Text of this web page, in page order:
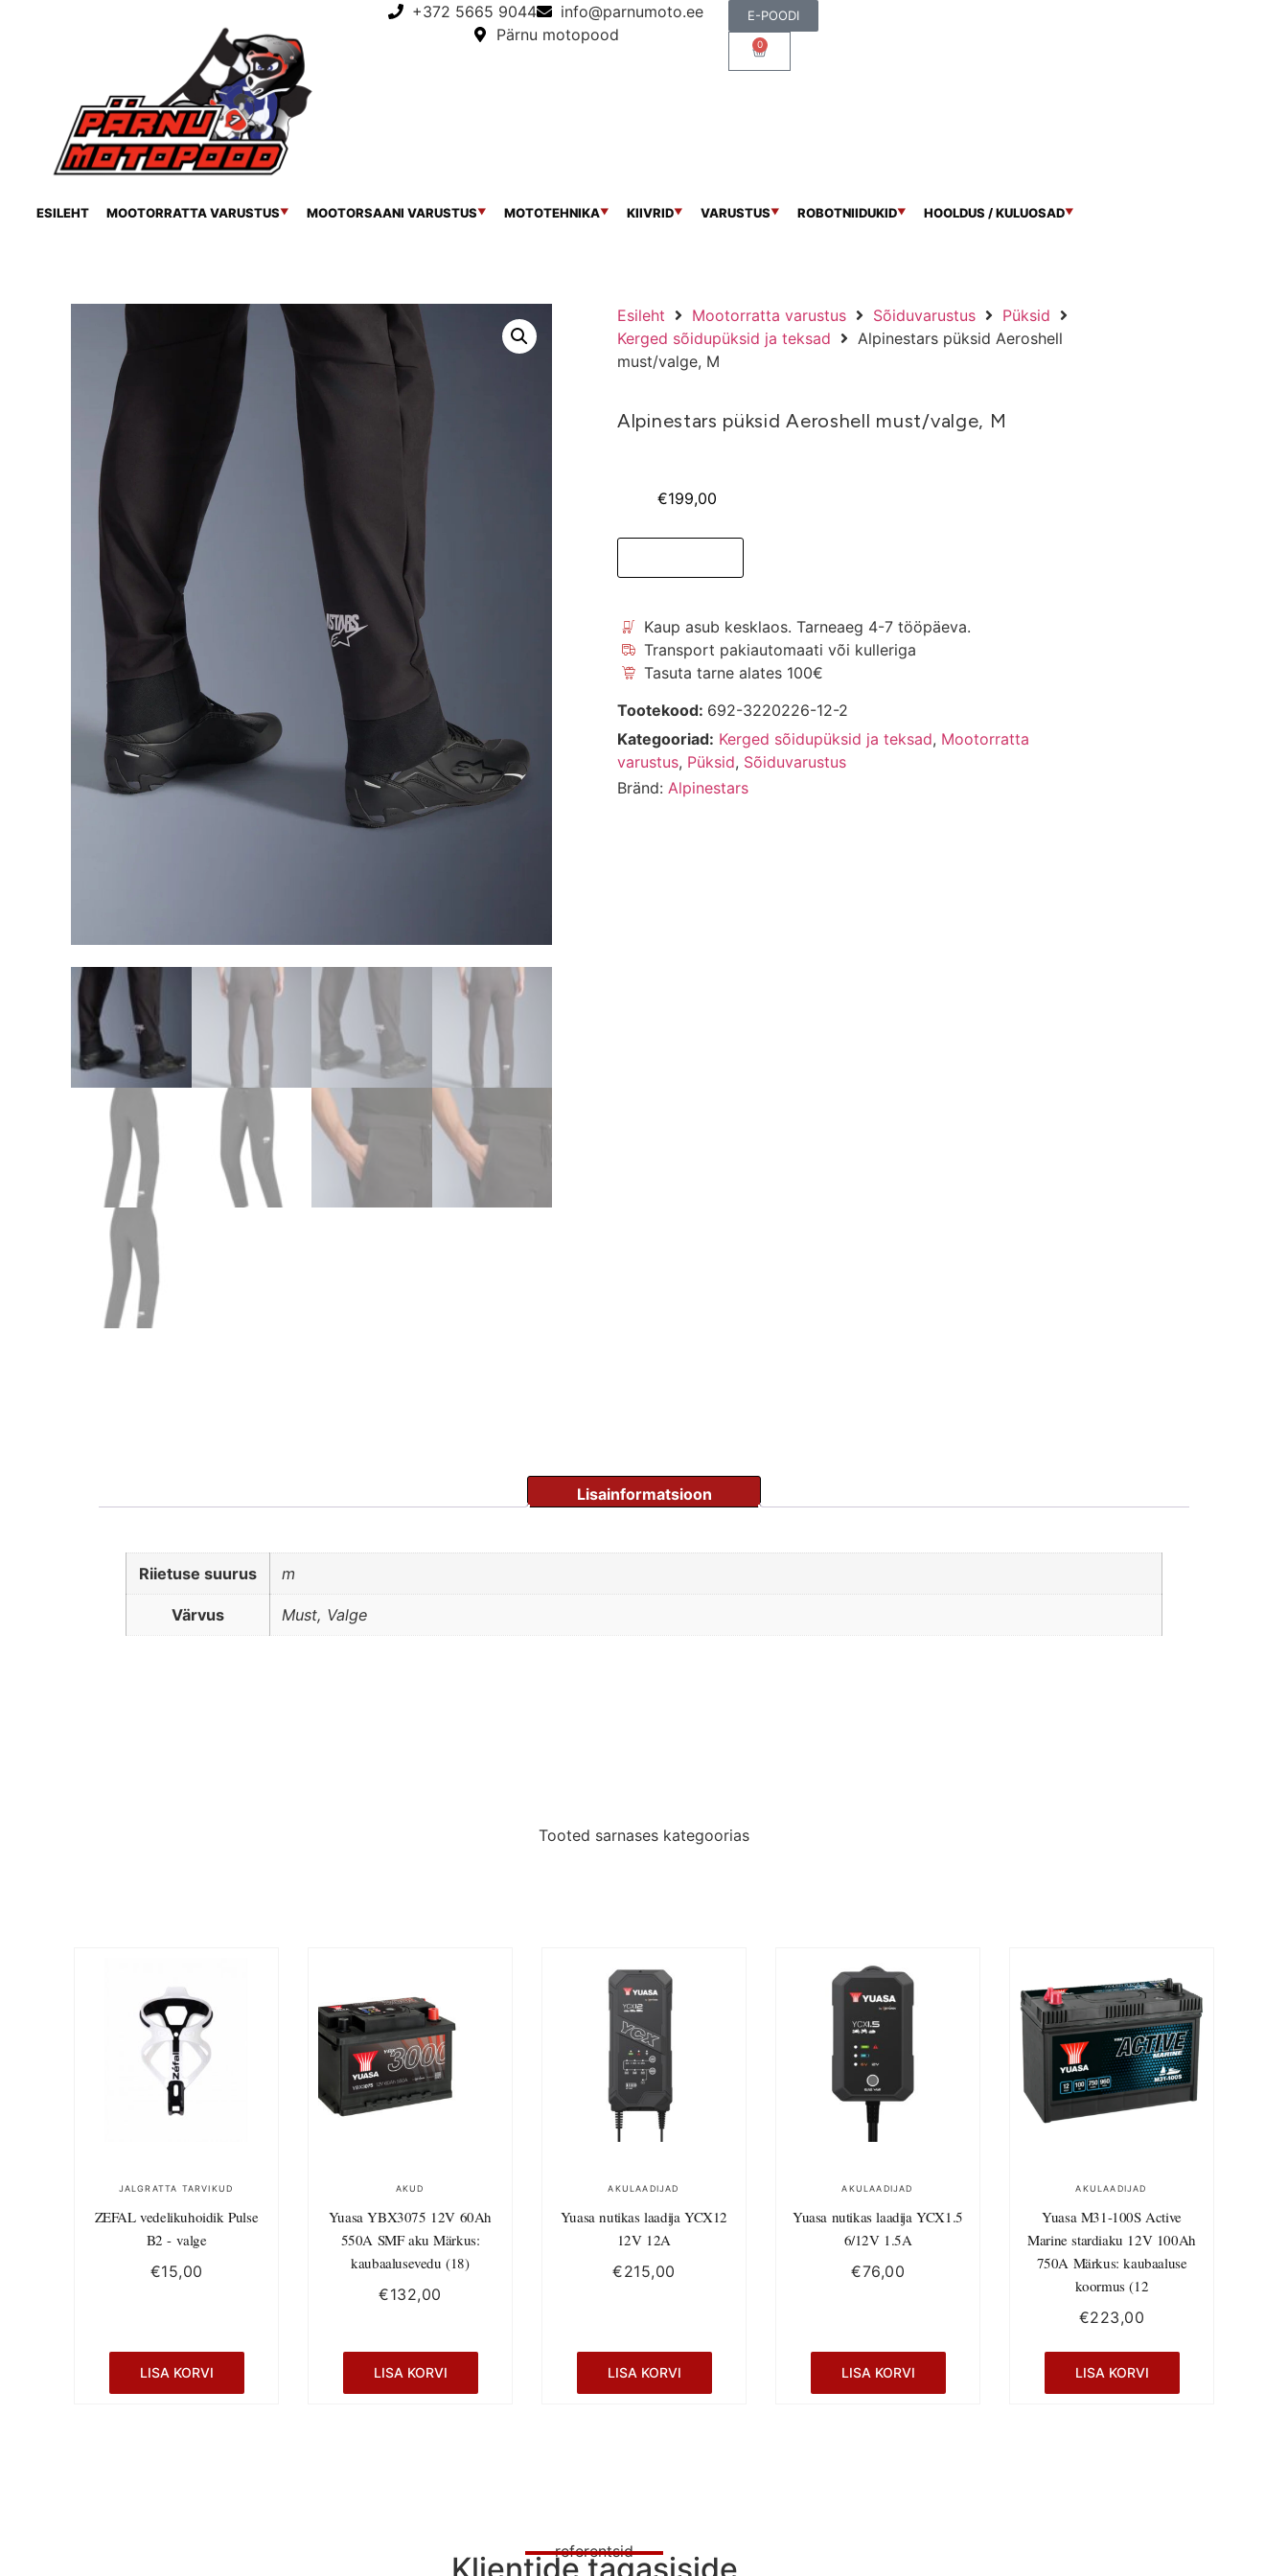
+372 5665 9044
info@parnumoto.ee
Pärnu motopood
E-POODI
0
ESILEHT MOOTORRATTA VARUSTUS▼ MOOTORSAANI VARUSTUS▼ MOTOTEHNIKA▼ KIIVRID▼ VARUSTUS▼ ROBOTNIIDUKID▼ HOOLDUS / KULUOSAD▼
Esileht Mootorratta varustus Sõiduvarustus
Püksid
Kerged sõidupüksid ja teksad
Alpinestars püksid Aeroshell
must/valge, M
Alpinestars püksid Aeroshell must/valge, M
€199,00
Kaup asub kesklaos. Tarneaeg 4-7 tööpäeva.
Transport pakiautomaati või kulleriga
Tasuta tarne alates 100€
Tootekood: 692-3220226-12-2
Kategooriad: Kerged sõidupüksid ja teksad, Mootorratta
varustus, Püksid, Sõiduvarustus
Bränd: Alpinestars
Riietuse suurus m
Värvus Must, Valge
Tooted sarnases kategoorias
JALGRATTA TARVIKUD
ZEFAL vedelikuhoidik Pulse
B2 - valge
€15,00
LISA KORVI
AKUD
Yuasa YBX3075 12V 60Ah
550A SMF aku Märkus:
kaubaalusevedu (18)
€132,00
LISA KORVI
AKULAADIJAD
Yuasa nutikas laadija YCX12
12V 12A
€215,00
LISA KORVI
AKULAADIJAD
Yuasa nutikas laadija YCX1.5
6/12V 1.5A
€76,00
LISA KORVI
AKULAADIJAD
Yuasa M31-100S Active
Marine stardiaku 12V 100Ah
750A Märkus: kaubaaluse
koormus (12
€223,00
LISA KORVI
referentsid